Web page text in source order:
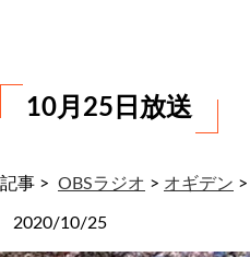
10月25日放送
記事 > OBSラジオ > オギデン >
2020/10/25